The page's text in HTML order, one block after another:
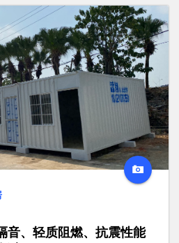
音、轻质阻燃、抗震性能